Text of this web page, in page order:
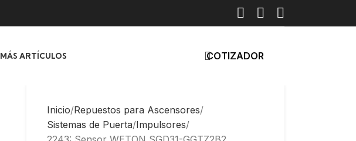
MÁS ARTÍCULOS COTIZADOR
Inicio Repuestos para Ascensores
Sistemas de Puerta Impulsores